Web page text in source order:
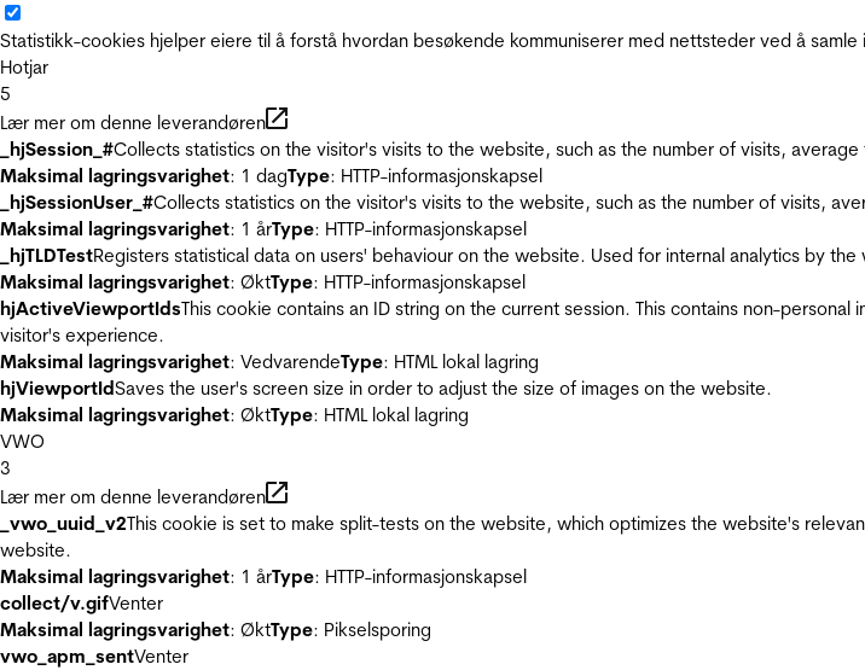
Statistikk-cookies hjelper eiere til å forstå hvordan besøkende kommuniserer med nettsteder ved å
Hotjar
5
Lær mer om denne leverandøren
_hjSession_#Collects statistics on the visitor's visits to the website, such as the number of visits,
Maksimal lagringsvarighet: 1 dagType: HTTP-informasjonskapsel
_hjSessionUser_#Collects statistics on the visitor's visits to the website, such as the number of visits,
Maksimal lagringsvarighet: 1 årType: HTTP-informasjonskapsel
_hjTLDTestRegisters statistical data on users' behaviour on the website. Used for internal analytics by
Maksimal lagringsvarighet: ØktType: HTTP-informasjonskapsel
hjActiveViewportIdsThis cookie contains an ID string on the current session. This contains non-
visitor's experience.
Maksimal lagringsvarighet: VedvarendeType: HTML lokal lagring
hjViewportIdSaves the user's screen size in order to adjust the size of images on the website.
Maksimal lagringsvarighet: ØktType: HTML lokal lagring
VWO
3
Lær mer om denne leverandøren
_vwo_uuid_v2This cookie is set to make split-tests on the website, which optimizes the website's
website.
Maksimal lagringsvarighet: 1 årType: HTTP-informasjonskapsel
collect/v.gifVenter
Maksimal lagringsvarighet: ØktType: Pikselsporing
vwo_apm_sentVenter